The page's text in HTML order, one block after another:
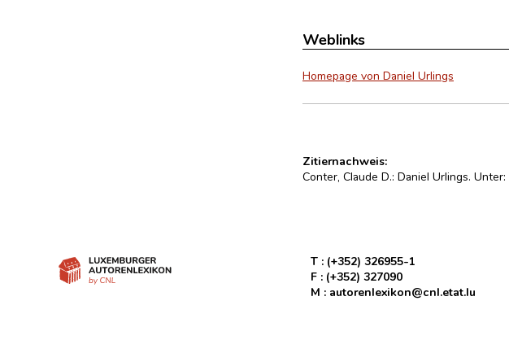
Weblinks
Homepage von Daniel Urlings
Zitiernachweis:
Conter, Claude D.: Daniel Urlings. Unter:
T : (+352) 326955-1
F : (+352) 327090
M : autorenlexikon@cnl.etat.lu